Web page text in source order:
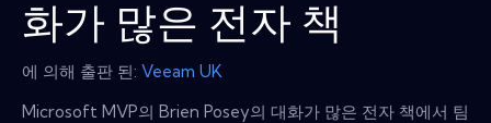
화가 많은 전자 책
에 의해 출판 된: Veeam UK
Microsoft MVP의 Brien Posey의 대화가 많은 전자 책에서 팀